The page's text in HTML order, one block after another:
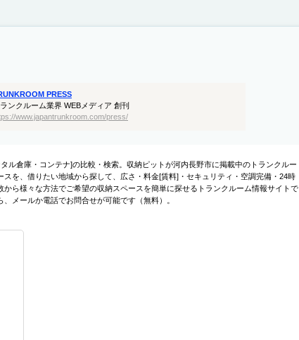
PRESS
ランクルーム業界 WEBメディア 創刊
www.japantrunkroom.com/press/
ル倉庫・コンテナ]の比較・検索。収納ピットが河内長野市に掲載中のトランクルー
を、借りたい地域から探して、広さ・料金[賃料]・セキュリティ・空調完備・24時
ら様々な方法でご希望の収納スペースを簡単に探せるトランクルーム情報サイトで
メールか電話でお問合せが可能です（無料）。